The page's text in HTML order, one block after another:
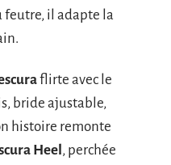
feutre, il adapte la
flirte avec le
bride ajustable,
histoire remonte
Heel, perchée